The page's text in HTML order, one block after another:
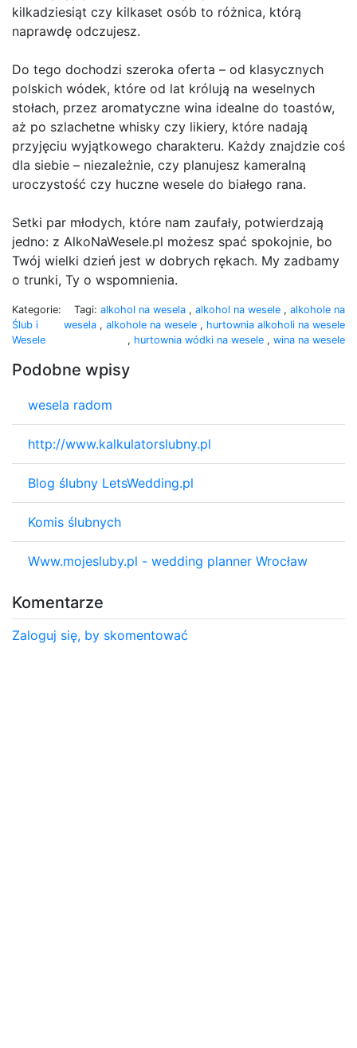
kilkadziesiąt czy kilkaset osób to różnica, którą
naprawdę odczujesz.
Do tego dochodzi szeroka oferta – od klasycznych
polskich wódek, które od lat królują na weselnych
stołach, przez aromatyczne wina idealne do toastów,
aż po szlachetne whisky czy likiery, które nadają
przyjęciu wyjątkowego charakteru. Każdy znajdzie coś
dla siebie – niezależnie, czy planujesz kameralną
uroczystość czy huczne wesele do białego rana.
Setki par młodych, które nam zaufały, potwierdzają
jedno: z AlkoNaWesele.pl możesz spać spokojnie, bo
Twój wielki dzień jest w dobrych rękach. My zadbamy
o trunki, Ty o wspomnienia.
Kategorie:
Ślub i
Wesele
Tagi: alkohol na wesela , alkohol na wesele , alkohole na
wesela , alkohole na wesele , hurtownia alkoholi na wesele
, hurtownia wódki na wesele , wina na wesele
Podobne wpisy
wesela radom
http://www.kalkulatorslubny.pl
Blog ślubny LetsWedding.pl
Komis ślubnych
Www.mojesluby.pl - wedding planner Wrocław
Komentarze
Zaloguj się, by skomentować